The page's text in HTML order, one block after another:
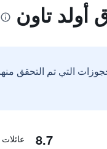
أولد تاون
التي تم التحقق
8.7 عائلات